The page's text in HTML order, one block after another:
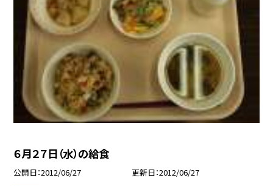
６月２７日（水）の給食
公開日 2012/06/27 更新日 2012/06/27